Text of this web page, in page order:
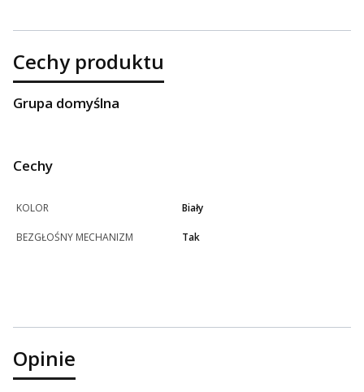
Cechy produktu
Grupa domyślna
Cechy
KOLOR Biały
BEZGŁOŚNY MECHANIZM Tak
Opinie